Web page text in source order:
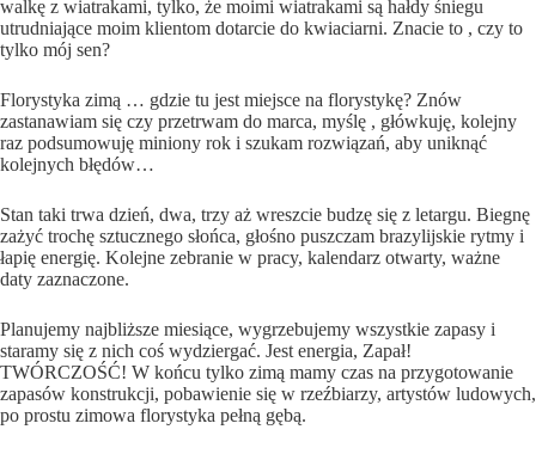
walkę z wiatrakami, tylko, że moimi wiatrakami są hałdy śniegu
utrudniające moim klientom dotarcie do kwiaciarni. Znacie to , czy to
tylko mój sen?
Florystyka zimą … gdzie tu jest miejsce na florystykę? Znów
zastanawiam się czy przetrwam do marca, myślę , główkuję, kolejny
raz podsumowuję miniony rok i szukam rozwiązań, aby uniknąć
kolejnych błędów…
Stan taki trwa dzień, dwa, trzy aż wreszcie budzę się z letargu. Biegnę
zażyć trochę sztucznego słońca, głośno puszczam brazylijskie rytmy i
łapię energię. Kolejne zebranie w pracy, kalendarz otwarty, ważne
daty zaznaczone.
Planujemy najbliższe miesiące, wygrzebujemy wszystkie zapasy i
staramy się z nich coś wydziergać. Jest energia, Zapał!
TWÓRCZOŚĆ! W końcu tylko zimą mamy czas na przygotowanie
zapasów konstrukcji, pobawienie się w rzeźbiarzy, artystów ludowych,
po prostu zimowa florystyka pełną gębą.